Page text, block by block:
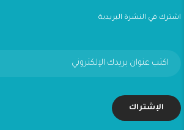
اشترك في النشرة البريدية